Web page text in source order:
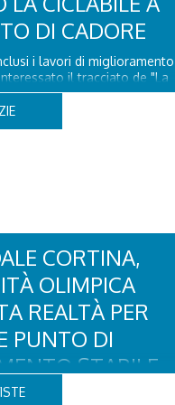
DI CADORE
i lavori di miglioramento
il tracciato de "La
Dolomiti" a San Vito di
il rifacimento della nuova
in asfalto, il ripristino della
CORTINA,
OLIMPICA
REALTÀ PER
PUNTO DI
STABILE
TURISTI